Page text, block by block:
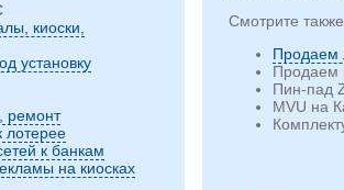
киоски,
установку
ремонт
лотерее
к банкам
на киосках
Смотрите
Продаем
Продаем
Пин-пад
MVU на